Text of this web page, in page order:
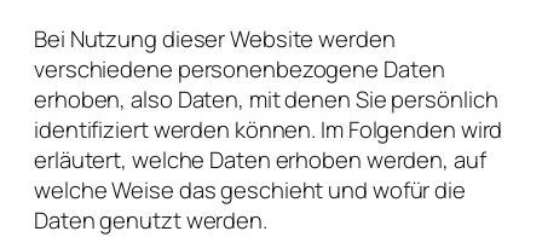
Bei Nutzung dieser Website werden
verschiedene personenbezogene Daten
erhoben, also Daten, mit denen Sie persönlich
identifiziert werden können. Im Folgenden wird
erläutert, welche Daten erhoben werden, auf
welche Weise das geschieht und wofür die
Daten genutzt werden.